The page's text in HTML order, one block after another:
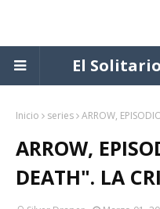
El
Inicio series ARROW,
ARROW,
DEATH". LA